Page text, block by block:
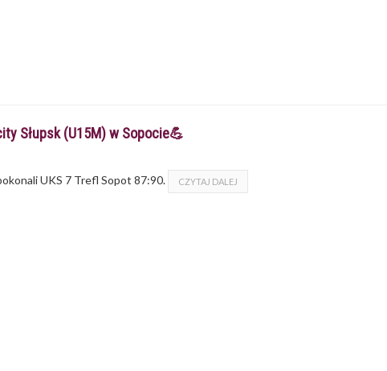
Słupsk (U15M) w Sopocie💪
UKS 7 Trefl Sopot 87:90. CZYTAJ DALEJ